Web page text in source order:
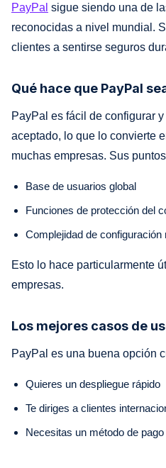
PayPal sigue siendo una de
reconocidas a nivel mundial.
clientes a sentirse seguros
Qué hace que PayPal
PayPal es fácil de configurar
aceptado, lo que lo convierte
muchas empresas. Sus
Base de usuarios global
Funciones de protección del
Complejidad de configuración
Esto lo hace particularmente
empresas.
Los mejores casos de
PayPal es una buena opción
Quieres un despliegue rápido
Te diriges a clientes
Necesitas un método de